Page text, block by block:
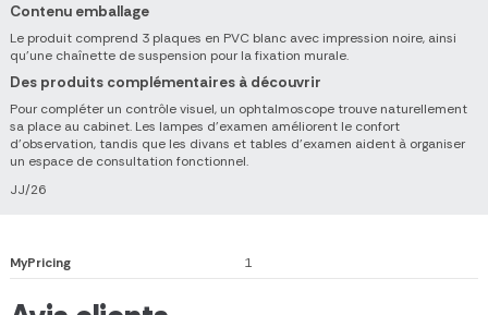
Contenu emballage
Le produit comprend 3 plaques en PVC blanc avec impression noire, ainsi
qu’une chaînette de suspension pour la fixation murale.
Des produits complémentaires à découvrir
Pour compléter un contrôle visuel, un ophtalmoscope trouve naturellement
sa place au cabinet. Les lampes d'examen améliorent le confort
d’observation, tandis que les divans et tables d'examen aident à organiser
un espace de consultation fonctionnel.
JJ/26
MyPricing 1